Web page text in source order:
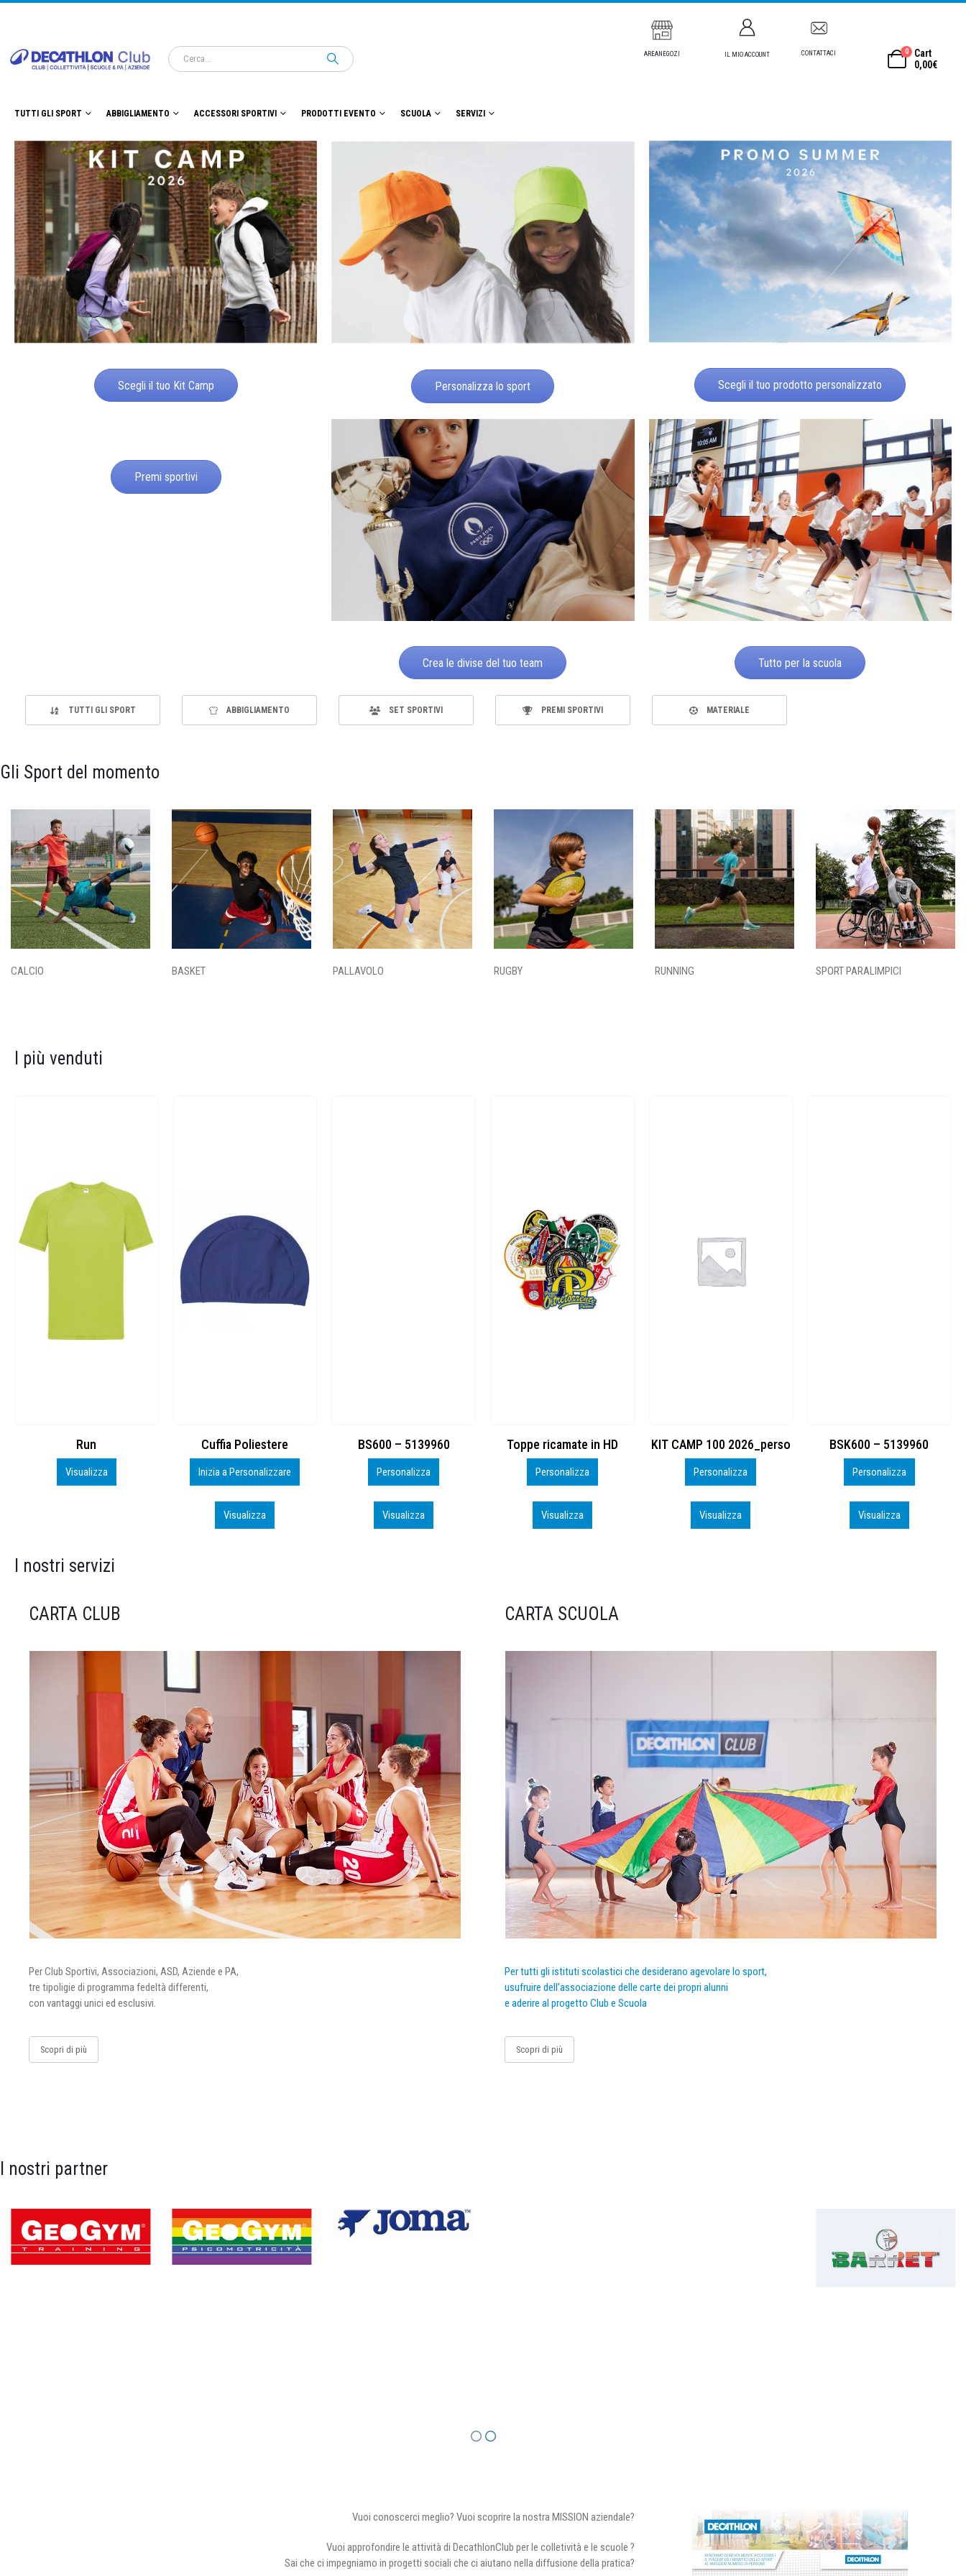
AREANEGOZI IL MIO ACCOUNT CONTATTACI 0
Cart
0,00€
TUTTI GLI SPORT ABBIGLIAMENTO ACCESSORI SPORTIVI PRODOTTI EVENTO SCUOLA SERVIZI
Scegli il tuo Kit Camp Personalizza lo sport Scegli il tuo prodotto personalizzato
Premi sportivi
Crea le divise del tuo team Tutto per la scuola
TUTTI GLI SPORT ABBIGLIAMENTO SET SPORTIVI PREMI SPORTIVI MATERIALE
Gli Sport del momento
CALCIO BASKET PALLAVOLO RUGBY RUNNING SPORT PARALIMPICI
I più venduti
Cuffia Poliestere
Inizia a Personalizzare
BS600 – 5139960
Personalizza
Visualizza
Toppe ricamate in HD
Personalizza
Visualizza
KIT CAMP 100 2026_perso
Personalizza
Visualizza
BSK600 – 5139960
Personalizza
Visualizza
DTF
Personalizza
Visualizza
I nostri servizi
CARTA CLUB
Per Club Sportivi, Associazioni, ASD, Aziende e PA,
tre tipoligie di programma fedeltà differenti,
con vantaggi unici ed esclusivi.
Scopri di più
CARTA SCUOLA
Per tutti gli istituti scolastici che desiderano agevolare lo sport,
usufruire dell’associazione delle carte dei propri alunni
e aderire al progetto Club e Scuola
Scopri di più
I nostri partner
Vuoi conoscerci meglio? Vuoi scoprire la nostra MISSION aziendale?
Vuoi approfondire le attività di DecathlonClub per le colletività e le scuole ?
Sai che ci impegniamo in progetti sociali che ci aiutano nella diffusione della pratica?